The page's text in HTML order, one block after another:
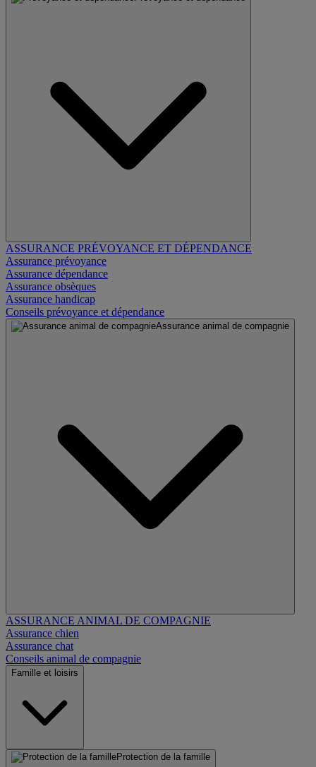
ASSURANCE PRÉVOYANCE ET DÉPENDANCE
Assurance prévoyance
Assurance dépendance
Assurance obsèques
Assurance handicap
Conseils prévoyance et dépendance
Assurance animal de compagnie
ASSURANCE ANIMAL DE COMPAGNIE
Assurance chien
Assurance chat
Conseils animal de compagnie
Famille et loisirs
Protection de la famille